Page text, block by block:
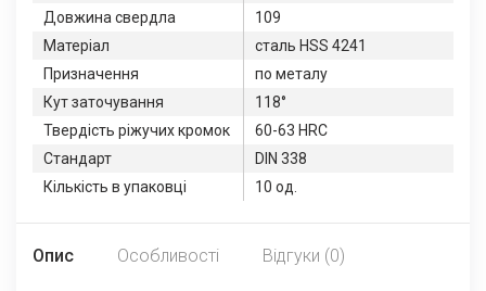
Довжина свердла
109
Матеріал
сталь HSS 4241
Призначення
по металу
Кут заточування
118°
Твердість ріжучих кромок
60-63 HRC
Стандарт
DIN 338
Кількість в упаковці
10 од.
Опис Особливості Відгуки (0)